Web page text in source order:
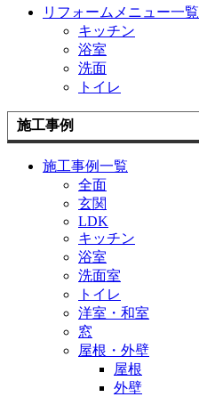
リフォームメニュー一覧
キッチン
浴室
洗面
トイレ
施工事例
施工事例一覧
全面
玄関
LDK
キッチン
浴室
洗面室
トイレ
洋室・和室
窓
屋根・外壁
屋根
外壁